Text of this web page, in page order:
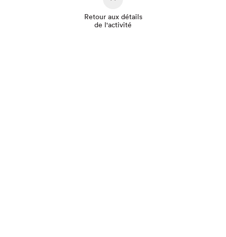
Retour aux détails
de l'activité